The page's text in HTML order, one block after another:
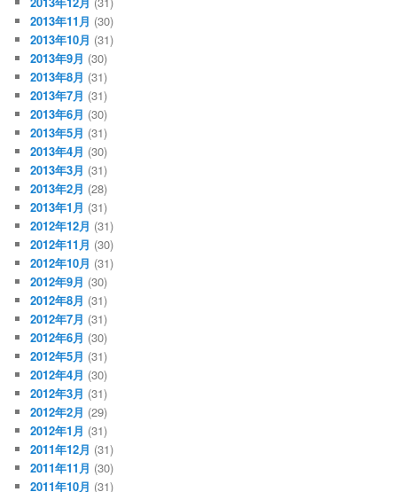
2013年11月 (30)
2013年10月 (31)
2013年9月 (30)
2013年8月 (31)
2013年7月 (31)
2013年6月 (30)
2013年5月 (31)
2013年4月 (30)
2013年3月 (31)
2013年2月 (28)
2013年1月 (31)
2012年12月 (31)
2012年11月 (30)
2012年10月 (31)
2012年9月 (30)
2012年8月 (31)
2012年7月 (31)
2012年6月 (30)
2012年5月 (31)
2012年4月 (30)
2012年3月 (31)
2012年2月 (29)
2012年1月 (31)
2011年12月 (31)
2011年11月 (30)
2011年10月 (31)